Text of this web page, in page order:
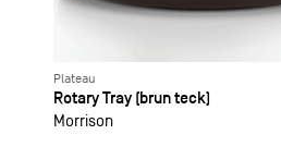
Plateau
Rotary Tray (brun teck)
Morrison